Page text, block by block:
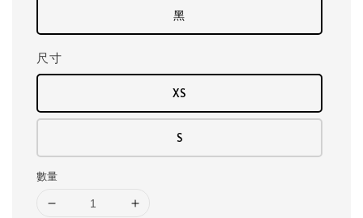
黑
尺寸
XS
S
數量